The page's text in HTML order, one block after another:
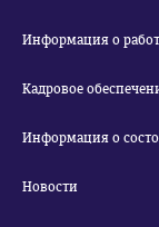
Информация о
Кадровое
Информация о
Новости